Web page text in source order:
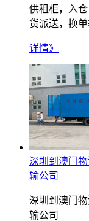
供租柜，入
货派送，换单
详情》
深圳到澳门
输公司
深圳到澳门
输公司